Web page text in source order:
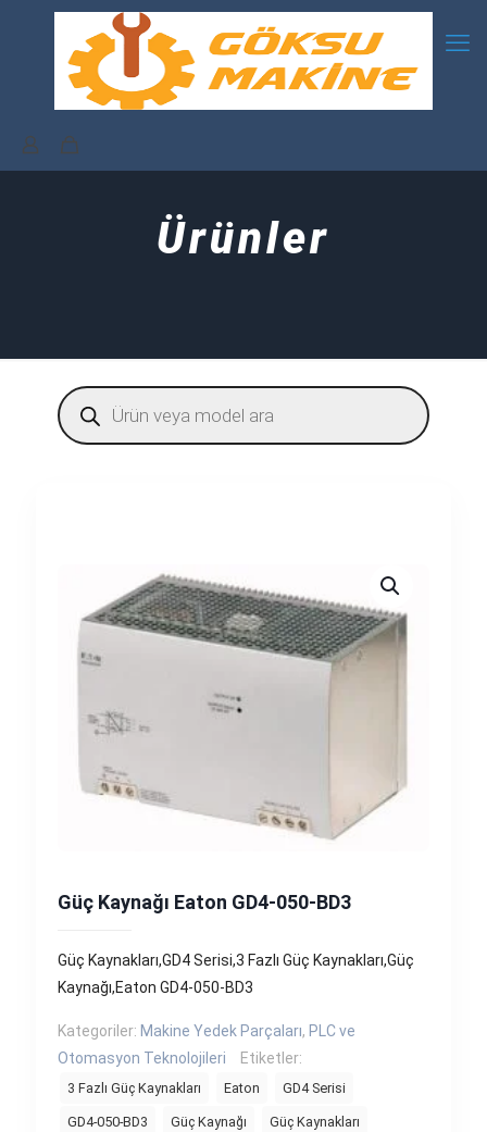
Ürünler
Products
search
Güç Kaynağı Eaton GD4-050-BD3
Güç Kaynakları,GD4 Serisi,3 Fazlı Güç Kaynakları,Güç
Kaynağı,Eaton GD4-050-BD3
Kategoriler: Makine Yedek Parçaları, PLC ve
Otomasyon Teknolojileri
Etiketler:
3 Fazlı Güç Kaynakları Eaton GD4 Serisi
GD4-050-BD3 Güç Kaynağı Güç Kaynakları